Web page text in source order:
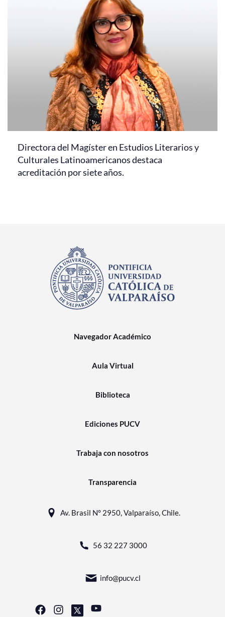
Directora del Magíster en Estudios Literarios y
Culturales Latinoamericanos destaca
acreditación por siete años.
Navegador Académico
Aula Virtual
Biblioteca
Ediciones PUCV
Trabaja con nosotros
Transparencia
Av. Brasil N° 2950, Valparaíso, Chile.
56 32 227 3000
info@pucv.cl